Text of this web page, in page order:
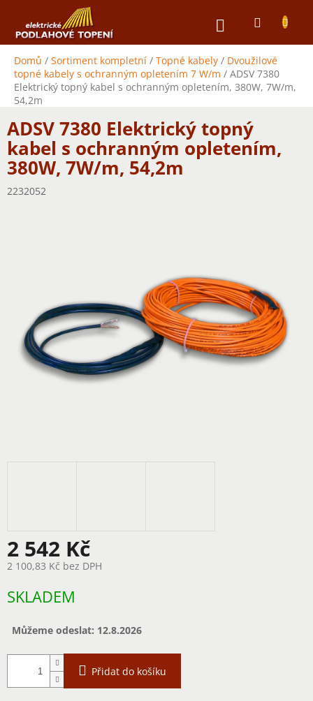
obsah
NÁKUPNÍ
Domů / Sortiment kompletní / Topné kabely / Dvoužilové
topné kabely s ochranným opletením 7 W/m / ADSV 7380
Elektrický topný kabel s ochranným opletením, 380W, 7W/m,
54,2m
ADSV 7380 Elektrický topný
kabel s ochranným opletením,
380W, 7W/m, 54,2m
2232052
2 542 Kč
2 100,83 Kč bez DPH
cena:
SKLADEM
Můžeme odeslat: 12.8.2026
Přidat do košíku